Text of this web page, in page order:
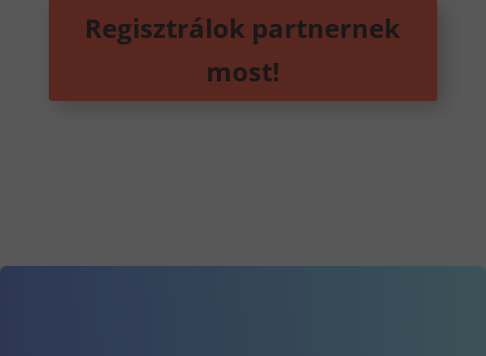
Regisztrálok partnernek
most!